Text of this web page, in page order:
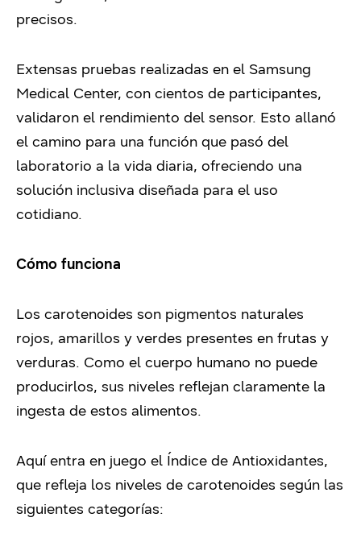
precisos.
Extensas pruebas realizadas en el Samsung
Medical Center, con cientos de participantes,
validaron el rendimiento del sensor. Esto allanó
el camino para una función que pasó del
laboratorio a la vida diaria, ofreciendo una
solución inclusiva diseñada para el uso
cotidiano.
Cómo funciona
Los carotenoides son pigmentos naturales
rojos, amarillos y verdes presentes en frutas y
verduras. Como el cuerpo humano no puede
producirlos, sus niveles reflejan claramente la
ingesta de estos alimentos.
Aquí entra en juego el Índice de Antioxidantes,
que refleja los niveles de carotenoides según las
siguientes categorías: